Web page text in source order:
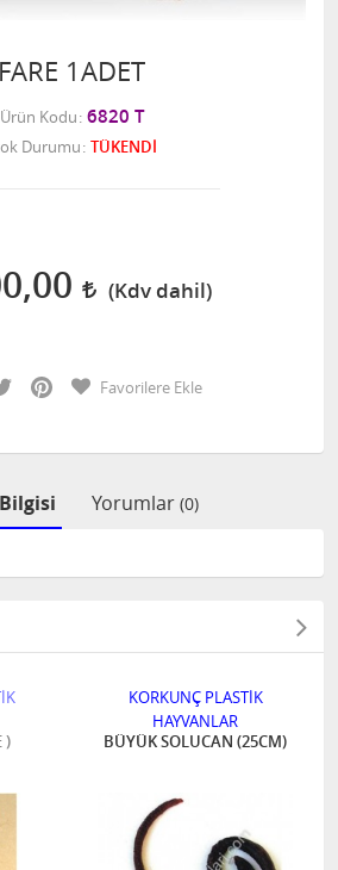
FARE 1ADET
Ürün Kodu 6820 T
Durumu TÜKENDİ
Twitter PinterestFavorilere Ekle
Yorumlar (0)
)
KORKUNÇ PLASTİK
HAYVANLAR
BÜYÜK SOLUCAN (25CM)